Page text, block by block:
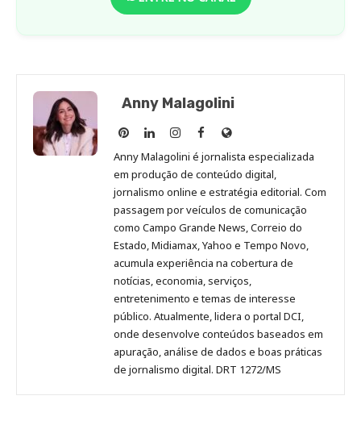
Anny Malagolini
Anny
Malagolini
no
Pinterest
Anny
Malagolini
no
LinkedIn
Anny
Malagolini
no
Instagram
Anny
Malagolini
no
Facebook
Site
de
Anny
Malagolini
Anny Malagolini é jornalista especializada
em produção de conteúdo digital,
jornalismo online e estratégia editorial. Com
passagem por veículos de comunicação
como Campo Grande News, Correio do
Estado, Midiamax, Yahoo e Tempo Novo,
acumula experiência na cobertura de
notícias, economia, serviços,
entretenimento e temas de interesse
público. Atualmente, lidera o portal DCI,
onde desenvolve conteúdos baseados em
apuração, análise de dados e boas práticas
de jornalismo digital. DRT 1272/MS